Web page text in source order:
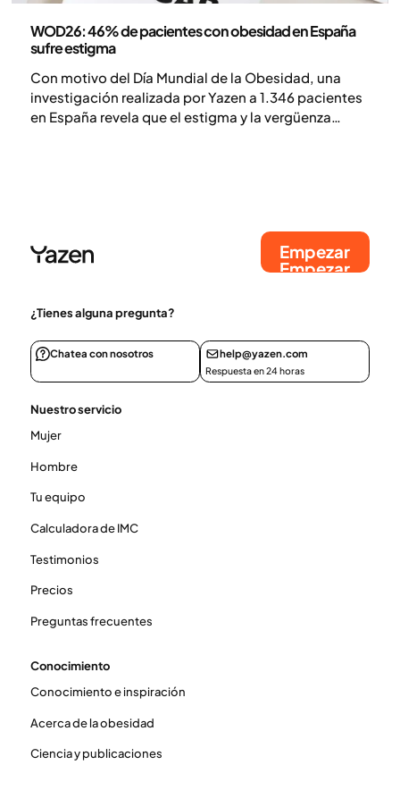
WOD26: 46% de pacientes con obesidad en España
sufre estigma
Con motivo del Día Mundial de la Obesidad, una
investigación realizada por Yazen a 1.346 pacientes
en España revela que el estigma y la vergüenza
Empezar
Empezar
¿Tienes alguna pregunta?
Chatea con nosotros help@yazen.com
Respuesta en 24 horas
Nuestro servicio
Mujer
Hombre
Tu equipo
Calculadora de IMC
Testimonios
Precios
Preguntas frecuentes
Conocimiento
Conocimiento e inspiración
Acerca de la obesidad
Ciencia y publicaciones